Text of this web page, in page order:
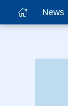
News